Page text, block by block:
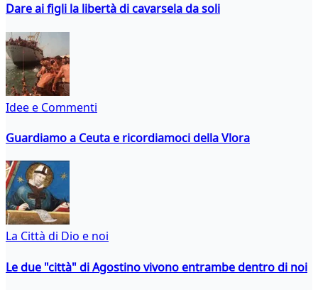
Dare ai figli la libertà di cavarsela da soli
Idee e Commenti
Guardiamo a Ceuta e ricordiamoci della Vlora
La Città di Dio e noi
Le due "città" di Agostino vivono entrambe dentro di noi